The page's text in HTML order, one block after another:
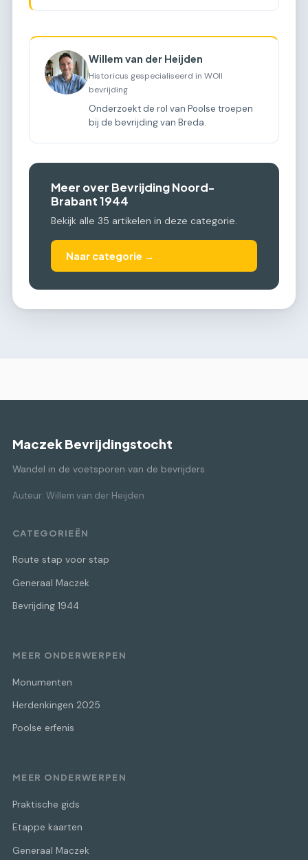
Willem van der Heijden
Historicus gespecialiseerd in WOII
bevrijding
Onderzoekt de rol van Poolse troepen
bij de bevrijding van Breda.
Meer over Bevrijding Noord-
Brabant 1944
Bekijk alle 35 artikelen in deze categorie.
Naar categorie →
Maczek Bevrijdingstocht
Wandel in de voetsporen van de bevrijders.
Auteur: Willem van der Heijden
CATEGORIEËN
Route stap voor stap
Generaal Maczek
Bevrijding 1944
MEER ONDERWERPEN
Monumenten
Herdenkingen 2025
Poolse erfenis
MEER ONDERWERPEN
Praktische gids
Etappe kaarten
Generaal Maczek